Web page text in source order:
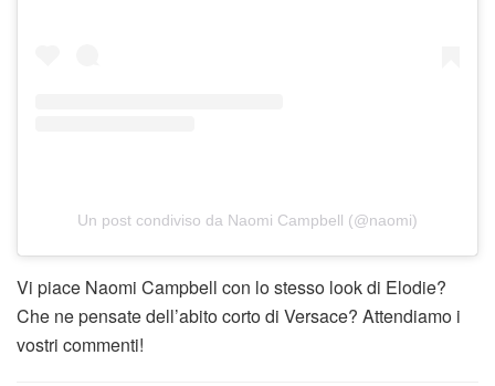
Un post condiviso da Naomi Campbell (@naomi)
Vi piace Naomi Campbell con lo stesso look di Elodie?
Che ne pensate dell’abito corto di Versace? Attendiamo i
vostri commenti!